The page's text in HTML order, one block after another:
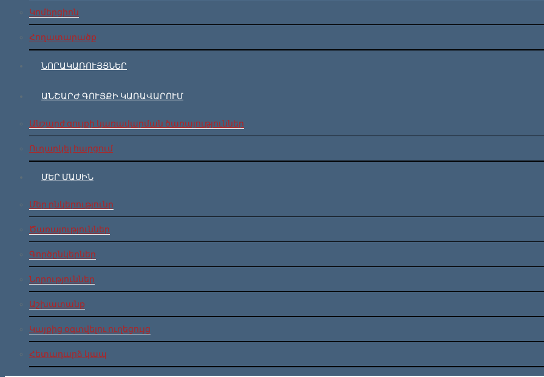
Կոմերցիոն
Հողատարածք
ՆՈՐԱԿԱՌՈՒՅՑՆԵՐ
ԱՆՇԱՐԺ ԳՈՒՅՔԻ ԿԱՌԱՎԱՐՈՒՄ
Անշարժ գույքի կառավարման ծառայություններ
Ուղարկել հարցում
ՄԵՐ ՄԱՍԻՆ
Մեր ընկերությունը
Ծառայություններ
Գործընկերներ
Նորություններ
Աշխատանք
Կայքից օգտվելու ուղեցույց
Հետադարձ կապ